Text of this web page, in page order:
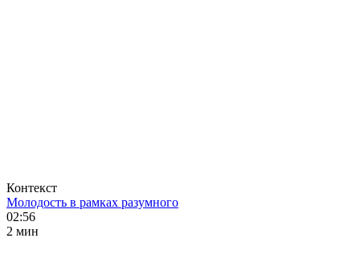
Контекст
Молодость в рамках разумного
02:56
2 мин